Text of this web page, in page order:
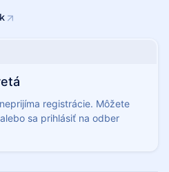
registrácie. Môžete
sa prihlásiť na odber